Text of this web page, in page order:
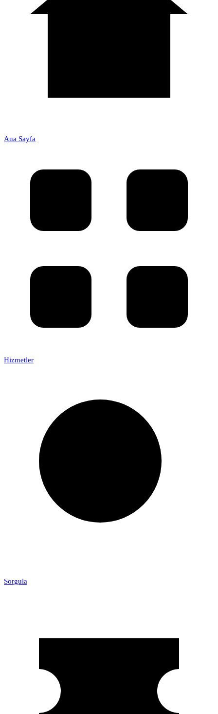
Ana Sayfa
Hizmetler
Sorgula